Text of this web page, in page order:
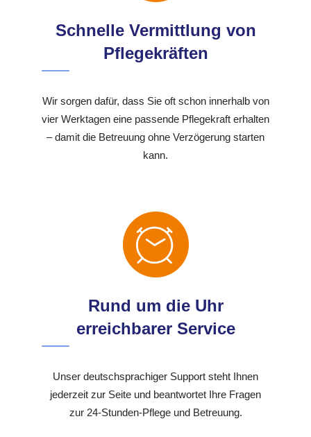
Schnelle Vermittlung von
Pflegekräften
Wir sorgen dafür, dass Sie oft schon innerhalb von
vier Werktagen eine passende Pflegekraft erhalten
– damit die Betreuung ohne Verzögerung starten
kann.
Rund um die Uhr
erreichbarer Service
Unser deutschsprachiger Support steht Ihnen
jederzeit zur Seite und beantwortet Ihre Fragen
zur 24-Stunden-Pflege und Betreuung.